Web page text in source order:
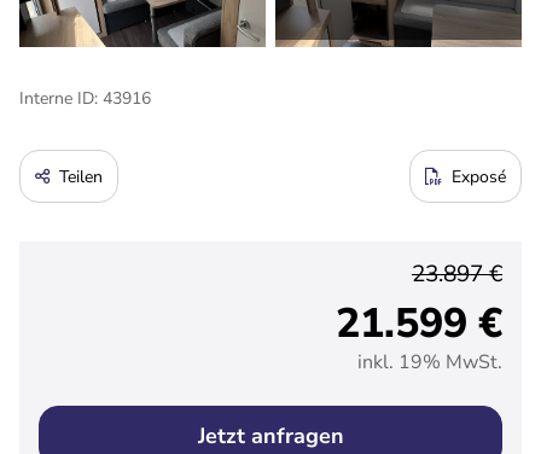
Interne ID: 43916
Teilen Exposé
21.599 €
23.897 €
inkl. 19% MwSt.
Jetzt anfragen